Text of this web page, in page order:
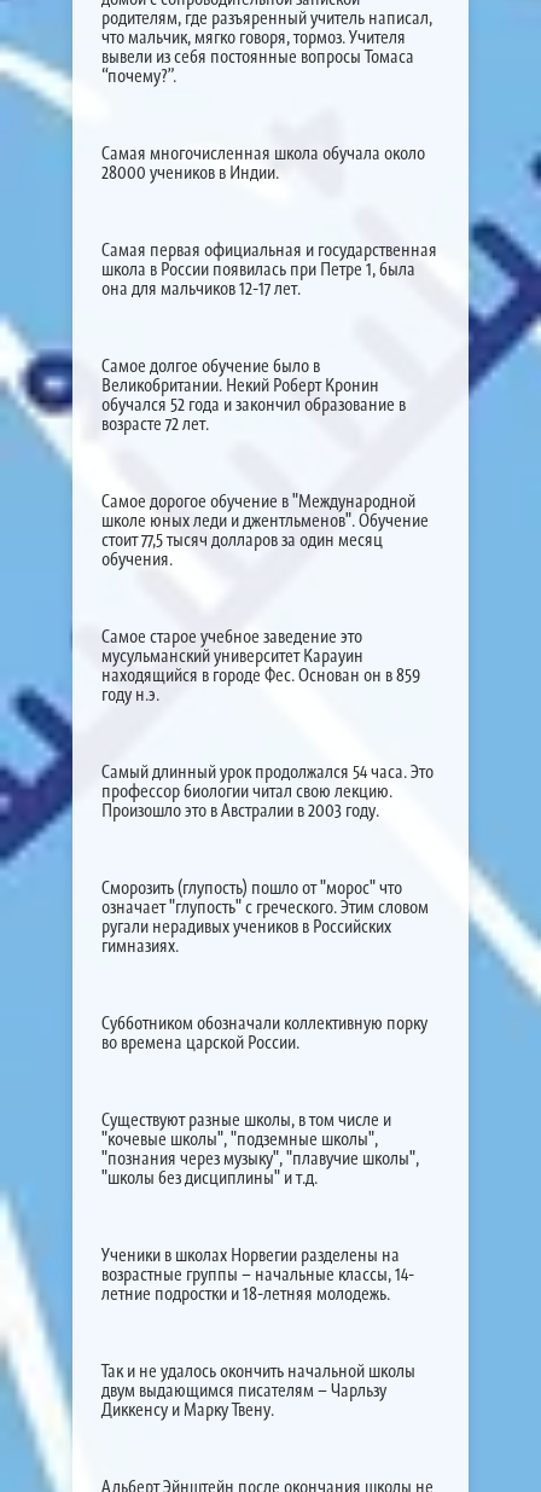
родителям, где разъяренный учитель написал,
что мальчик, мягко говоря, тормоз. Учителя
вывели из себя постоянные вопросы Томаса
“почему?”.
Самая многочисленная школа обучала около
28000 учеников в Индии.
Самая первая официальная и государственная
школа в России появилась при Петре 1, была
она для мальчиков 12-17 лет.
Самое долгое обучение было в
Великобритании. Некий Роберт Кронин
обучался 52 года и закончил образование в
возрасте 72 лет.
Самое дорогое обучение в "Международной
школе юных леди и джентльменов". Обучение
стоит 77,5 тысяч долларов за один месяц
обучения.
Самое старое учебное заведение это
мусульманский университет Карауин
находящийся в городе Фес. Основан он в 859
году н.э.
Самый длинный урок продолжался 54 часа. Это
профессор биологии читал свою лекцию.
Произошло это в Австралии в 2003 году.
Сморозить (глупость) пошло от "морос" что
означает "глупость" с греческого. Этим словом
ругали нерадивых учеников в Российских
гимназиях.
Субботником обозначали коллективную порку
во времена царской России.
Существуют разные школы, в том числе и
"кочевые школы", "подземные школы",
"познания через музыку", "плавучие школы",
"школы без дисциплины" и т.д.
Ученики в школах Норвегии разделены на
возрастные группы – начальные классы, 14-
летние подростки и 18-летняя молодежь.
Так и не удалось окончить начальной школы
двум выдающимся писателям – Чарльзу
Диккенсу и Марку Твену.
Альберт Эйнштейн после окончания школы не